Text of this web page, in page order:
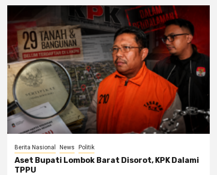
Berita Nasional News Politik
Aset Bupati Lombok Barat Disorot, KPK Dalami
TPPU